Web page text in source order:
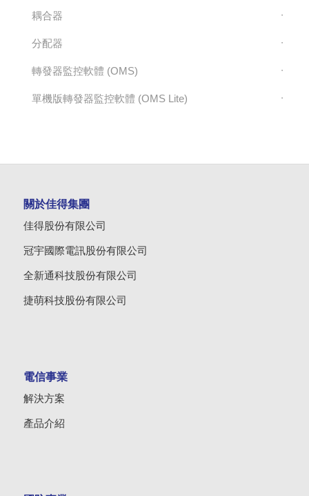
耦合器
分配器
轉發器監控軟體 (OMS)
單機版轉發器監控軟體 (OMS Lite)
關於佳得集團
佳得股份有限公司
冠宇國際電訊股份有限公司
全新通科技股份有限公司
捷萌科技股份有限公司
電信事業
解決方案
產品介紹